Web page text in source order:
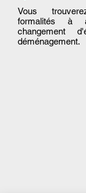
Vous
formalités à
changement
déménagement.